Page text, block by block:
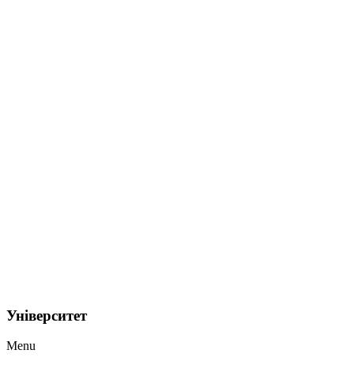
Університет
Menu